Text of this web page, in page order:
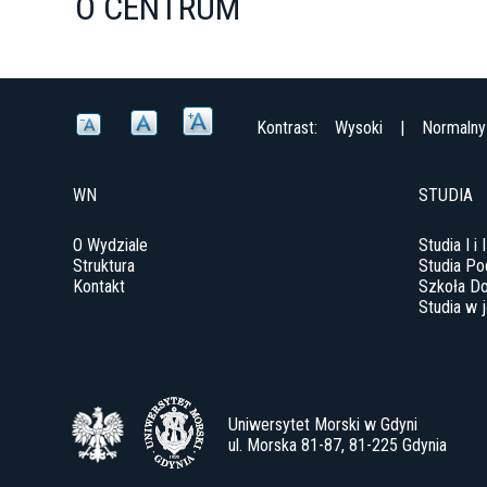
Kontrast: Wysoki | Normalny
WN
O Wydziale
Struktura
Kontakt
STUDIA
Studia I i
Studia
Szkoła
Studia w
Uniwersytet Morski w Gdyni
ul. Morska 81-87, 81-225 Gdynia